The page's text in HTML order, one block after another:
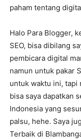
paham tentang
Halo Para Blogger,
SEO, bisa dibilang
pembicara digital
namun untuk pakar
untuk waktu ini, tapi
bisa saya dapatkan
Indonesia yang
palsu, hehe. Saya
Terbaik di